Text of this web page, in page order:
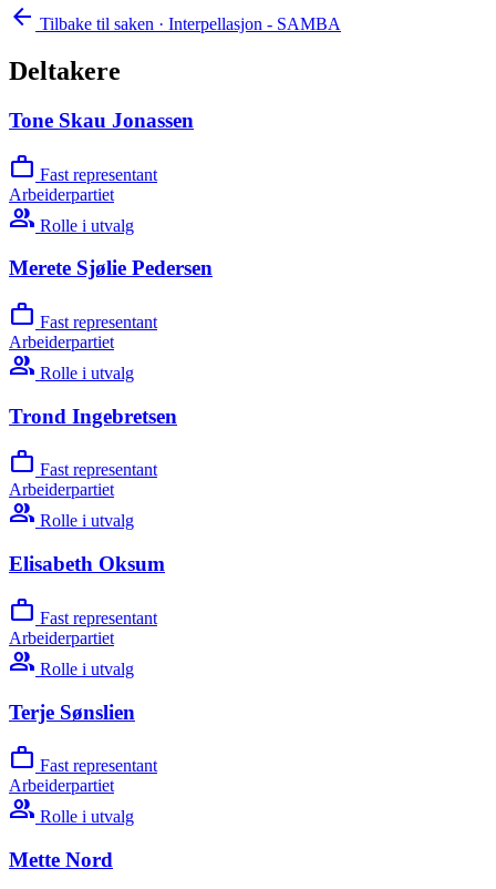
arrow_back Tilbake til saken · Interpellasjon - SAMBA
Deltakere
Tone Skau Jonassen
work Fast representant
Arbeiderpartiet
group Rolle i utvalg
Merete Sjølie Pedersen
work Fast representant
Arbeiderpartiet
group Rolle i utvalg
Trond Ingebretsen
work Fast representant
Arbeiderpartiet
group Rolle i utvalg
Elisabeth Oksum
work Fast representant
Arbeiderpartiet
group Rolle i utvalg
Terje Sønslien
work Fast representant
Arbeiderpartiet
group Rolle i utvalg
Mette Nord